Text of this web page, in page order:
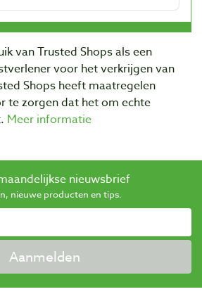
van Trusted Shops als een
voor het verkrijgen van
Shops heeft maatregelen
te zorgen dat het om echte
Meer informatie
nieuwsbrief
nieuwe producten en tips.
Aanmelden